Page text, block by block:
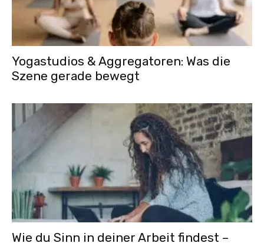
Yogastudios & Aggregatoren: Was die
Szene gerade bewegt
Wie du Sinn in deiner Arbeit findest –